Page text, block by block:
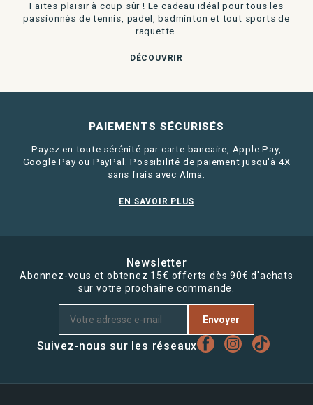
Faites plaisir à coup sûr ! Le cadeau idéal pour tous les
passionnés de tennis, padel, badminton et tout sports de
raquette.
DÉCOUVRIR
PAIEMENTS SÉCURISÉS
Payez en toute sérénité par carte bancaire, Apple Pay,
Google Pay ou PayPal. Possibilité de paiement jusqu'à 4X
sans frais avec Alma.
EN SAVOIR PLUS
Newsletter
Abonnez-vous et obtenez 15€ offerts dès 90€ d'achats
sur votre prochaine commande.
Envoyer
Suivez-nous sur les réseaux